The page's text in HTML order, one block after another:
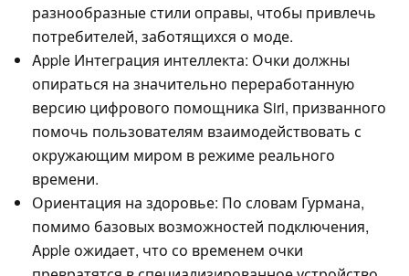
разнообразные стили оправы, чтобы привлечь
потребителей, заботящихся о моде.
Apple Интеграция интеллекта: Очки должны
опираться на значительно переработанную
версию цифрового помощника Siri, призванного
помочь пользователям взаимодействовать с
окружающим миром в режиме реального
времени.
Ориентация на здоровье: По словам Гурмана,
помимо базовых возможностей подключения,
Apple ожидает, что со временем очки